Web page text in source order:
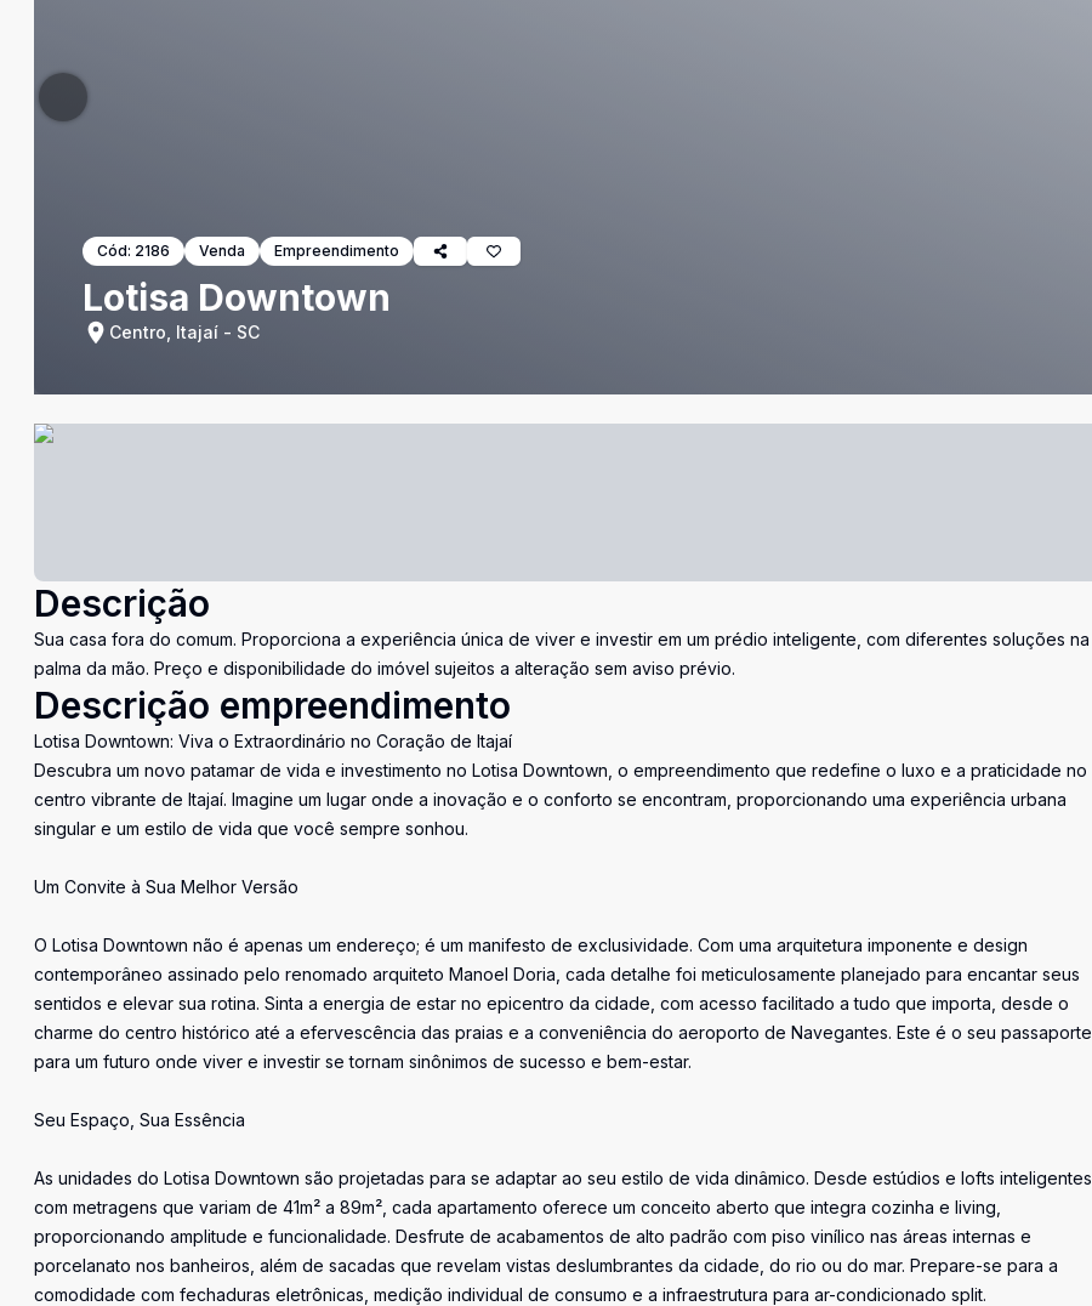
Cód: 2186 Venda Empreendimento
Lotisa Downtown
Centro, Itajaí - SC
Descrição
Sua casa fora do comum. Proporciona a experiência única de viver e investir em um prédio inteligente, com diferentes soluções na
palma da mão. Preço e disponibilidade do imóvel sujeitos a alteração sem aviso prévio.
Descrição empreendimento
Lotisa Downtown: Viva o Extraordinário no Coração de Itajaí
Descubra um novo patamar de vida e investimento no Lotisa Downtown, o empreendimento que redefine o luxo e a praticidade no
centro vibrante de Itajaí. Imagine um lugar onde a inovação e o conforto se encontram, proporcionando uma experiência urbana
singular e um estilo de vida que você sempre sonhou.
Um Convite à Sua Melhor Versão
O Lotisa Downtown não é apenas um endereço; é um manifesto de exclusividade. Com uma arquitetura imponente e design
contemporâneo assinado pelo renomado arquiteto Manoel Doria, cada detalhe foi meticulosamente planejado para encantar seus
sentidos e elevar sua rotina. Sinta a energia de estar no epicentro da cidade, com acesso facilitado a tudo que importa, desde o
charme do centro histórico até a efervescência das praias e a conveniência do aeroporto de Navegantes. Este é o seu passaporte
para um futuro onde viver e investir se tornam sinônimos de sucesso e bem-estar.
Seu Espaço, Sua Essência
As unidades do Lotisa Downtown são projetadas para se adaptar ao seu estilo de vida dinâmico. Desde estúdios e lofts inteligentes,
com metragens que variam de 41m² a 89m², cada apartamento oferece um conceito aberto que integra cozinha e living,
proporcionando amplitude e funcionalidade. Desfrute de acabamentos de alto padrão com piso vinílico nas áreas internas e
porcelanato nos banheiros, além de sacadas que revelam vistas deslumbrantes da cidade, do rio ou do mar. Prepare-se para a
comodidade com fechaduras eletrônicas, medição individual de consumo e a infraestrutura para ar-condicionado split.